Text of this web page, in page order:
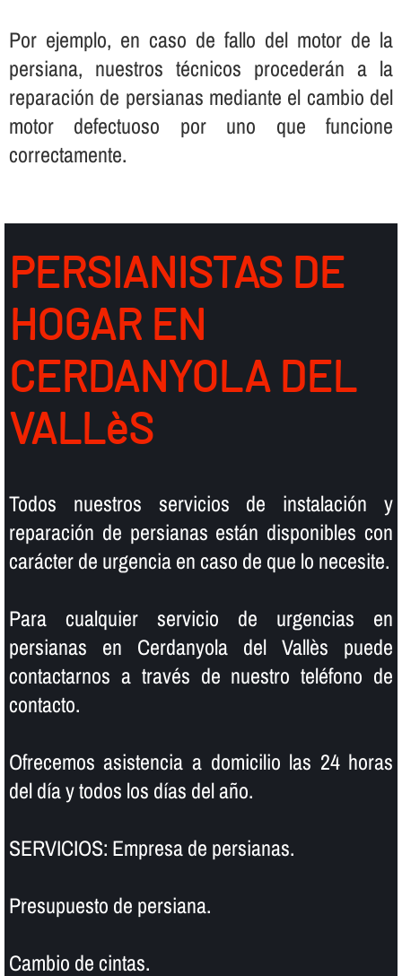
Por ejemplo, en caso de fallo del motor de la
persiana, nuestros técnicos procederán a la
reparación de persianas mediante el cambio del
motor defectuoso por uno que funcione
correctamente.
PERSIANISTAS DE
HOGAR EN
CERDANYOLA DEL
VALLèS
Todos nuestros servicios de instalación y
reparación de persianas están disponibles con
carácter de urgencia en caso de que lo necesite.
Para cualquier servicio de urgencias en
persianas en Cerdanyola del Vallès puede
contactarnos a través de nuestro teléfono de
contacto.
Ofrecemos asistencia a domicilio las 24 horas
del dí­a y todos los dí­as del año.
SERVICIOS: Empresa de persianas.
Presupuesto de persiana.
Cambio de cintas.